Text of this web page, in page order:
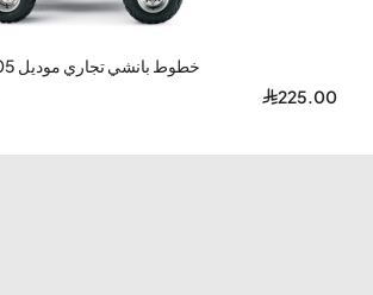
225.00
-40%
خطوط بانشي تجاري موديل 2005